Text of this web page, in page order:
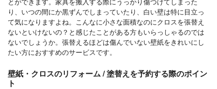
り、いつの間にか黒ずんでしまっていたり、白い壁は特に目立っ
て気になりますよね。こんなに小さな面積なのにクロスを張替え
ないといけないの？と感じたことがある方もいらっしゃるのでは
ないでしょうか。張替えるほどは傷んでいない壁紙をきれいにし
たい方におすすめのサービスです。
壁紙・クロスのリフォーム / 塗替えを予約する際のポイン
ト